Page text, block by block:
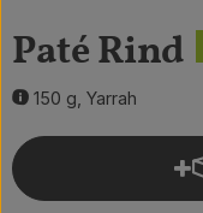
Der Betrieb
Brodowin
Paté Rind
150 g, Yarrah